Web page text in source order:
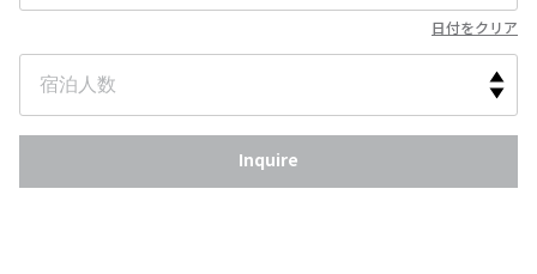
日付をクリア
Inquire